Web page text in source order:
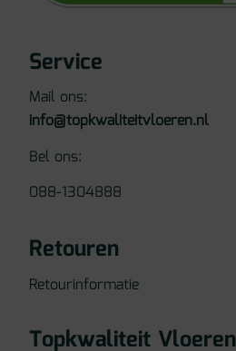
Service
Mail ons:
info@topkwaliteitvloeren.nl
Bel ons:
088-1304888
Retouren
Retourinformatie
Topkwaliteit Vloeren